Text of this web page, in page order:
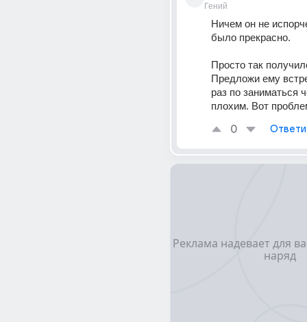
Гений
Ничем он не
было прекрасно.
Просто так
Предложи ему
раз по заниматься
плохим. Вот
0